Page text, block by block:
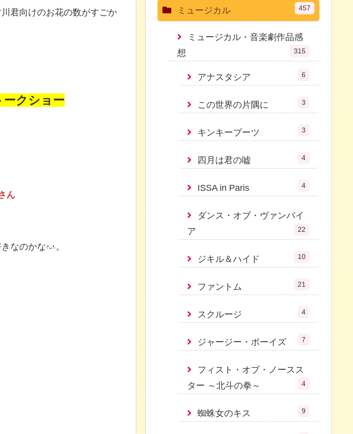
君向けのお花の数がすごか
クショー
ん
なのかな 。
ミュージカル 457
ミュージカル・音楽劇作品感
想
315
アナスタシア 6
この世界の片隅に 3
キンキーブーツ 3
四月は君の嘘 4
ISSA in Paris 4
ダンス・オブ・ヴァンパイ
ア
22
ジキル＆ハイド 10
ファントム 21
スクルージ 4
ジャージー・ボーイズ 7
フィスト・オブ・ノースス
ター ～北斗の拳～
4
蜘蛛女のキス 9